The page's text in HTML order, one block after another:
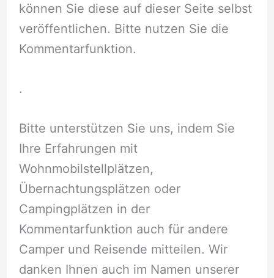
können Sie diese auf dieser Seite selbst
veröffentlichen. Bitte nutzen Sie die
Kommentarfunktion.
.
Bitte unterstützen Sie uns, indem Sie
Ihre Erfahrungen mit
Wohnmobilstellplätzen,
Übernachtungsplätzen oder
Campingplätzen in der
Kommentarfunktion auch für andere
Camper und Reisende mitteilen. Wir
danken Ihnen auch im Namen unserer